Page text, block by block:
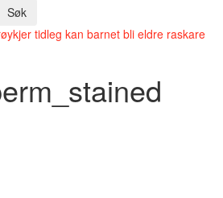
tidleg kan barnet bli eldre raskare